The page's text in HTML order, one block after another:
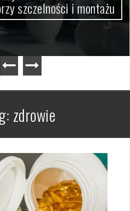
szczelności i montażu
zdrowie